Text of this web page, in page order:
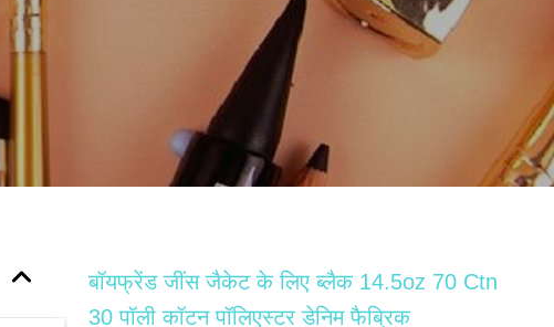
बॉयफ्रेंड जींस जैकेट के लिए ब्लैक 14.5oz 70 Ctn
30 पॉली कॉटन पॉलिएस्टर डेनिम फैब्रिक